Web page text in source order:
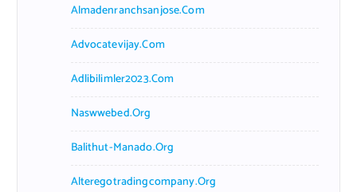
Almadenranchsanjose.com
Advocatevijay.com
Adlibilimler2023.com
Naswwebed.org
Balithut-Manado.org
Alteregotradingcompany.org